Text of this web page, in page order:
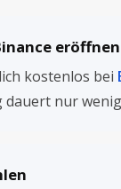
eröffnen
kostenlos bei
dauert nur